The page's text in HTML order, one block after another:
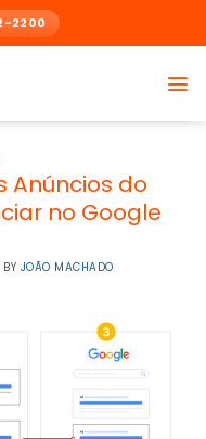
2200
Anúncios do
no Google
BY JOÃO MACHADO